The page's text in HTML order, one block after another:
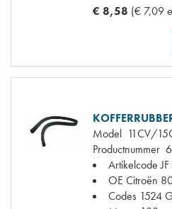
€ 8,58 (€ 7,09
Model 11CV/
Productnummer
Artikelcode JF
OE Citroën
Codes 1524